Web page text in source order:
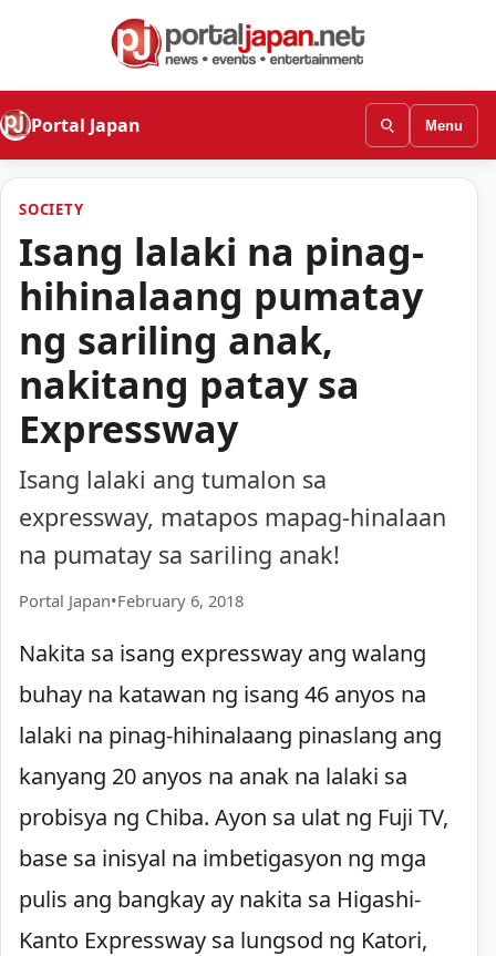
Portal Japan Menu
SOCIETY
Isang lalaki na pinag-
hihinalaang pumatay
ng sariling anak,
nakitang patay sa
Expressway
Isang lalaki ang tumalon sa
expressway, matapos mapag-hinalaan
na pumatay sa sariling anak!
Portal Japan•February 6, 2018
Nakita sa isang expressway ang walang
buhay na katawan ng isang 46 anyos na
lalaki na pinag-hihinalaang pinaslang ang
kanyang 20 anyos na anak na lalaki sa
probisya ng Chiba. Ayon sa ulat ng Fuji TV,
base sa inisyal na imbetigasyon ng mga
pulis ang bangkay ay nakita sa Higashi-
Kanto Expressway sa lungsod ng Katori,